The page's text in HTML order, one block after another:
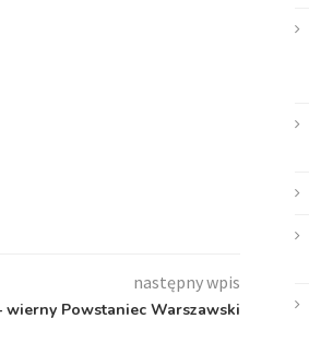
następny wpis
wierny Powstaniec Warszawski